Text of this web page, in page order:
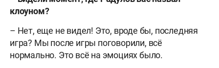
клоуном?
– Нет, еще не видел! Это, вроде бы, последняя
игра? Мы после игры поговорили, всё
нормально. Это всё на эмоциях было.